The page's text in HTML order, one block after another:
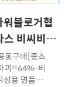
블로거협
비씨비걸
동구매[중소
괴!!64%-비
성용 명품선